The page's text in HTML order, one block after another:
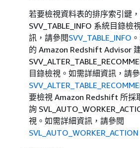
若要檢視資料表的排序索引鍵
SVV_TABLE_INFO 系統目錄檢
訊，請參閱SVV_TABLE_INFO
的 Amazon Redshift Advisor
目錄檢視。如需詳細資訊，請
要檢視 Amazon Redshift 所採
詢
視。如需詳細資訊，請參閱
SVL_AUTO_WORKER_ACTION